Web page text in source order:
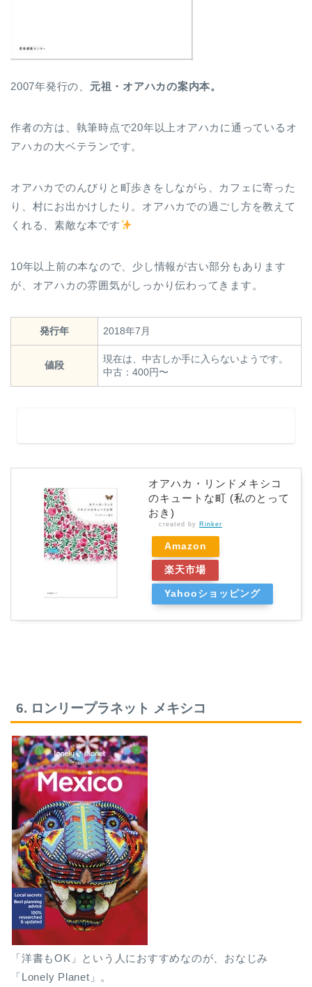
2007年発行の、 元祖・オアハカの案内本。
作者の方は、執筆時点で20年以上オアハカに通っているオ
アハカの大ベテランです。
オアハカでのんびりと町歩きをしながら、カフェに寄った
り、村にお出かけしたり。オアハカでの過ごし方を教えて
くれる、素敵な本です
10年以上前の本なので、少し情報が古い部分もあります
が、オアハカの雰囲気がしっかり伝わってきます。
発行年 2018年7月
値段
現在は、中古しか手に入らないようです。
中古：400円〜
オアハカ・リンドメキシコ
のキュートな町 (私のとって
おき)
created by Rinker
Amazon
楽天市場
Yahooショッピング
6. ロンリープラネット メキシコ
「洋書もOK」という人におすすめなのが、おなじみ
「Lonely Planet」。